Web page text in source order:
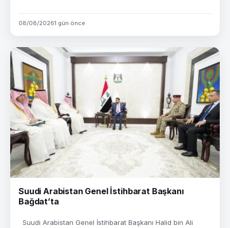
08/08/20261 gün önce
Suudi Arabistan Genel İstihbarat Başkanı
Bağdat’ta
Suudi Arabistan Genel İstihbarat Başkanı Halid bin Ali